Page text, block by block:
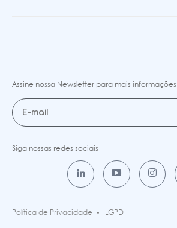
Assine nossa Newsletter para mais informações
Siga nossas redes sociais
Política de Privacidade LGPD